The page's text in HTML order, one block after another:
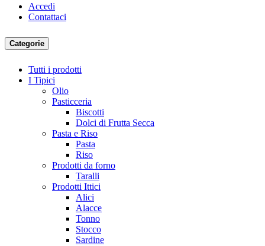
Accedi
Contattaci
Categorie
Tutti i prodotti
I Tipici
Olio
Pasticceria
Biscotti
Dolci di Frutta Secca
Pasta e Riso
Pasta
Riso
Prodotti da forno
Taralli
Prodotti Ittici
Alici
Alacce
Tonno
Stocco
Sardine